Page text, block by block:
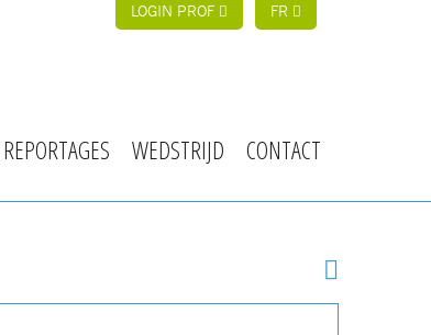
LOGIN PROF FR
REPORTAGES WEDSTRIJD CONTACT